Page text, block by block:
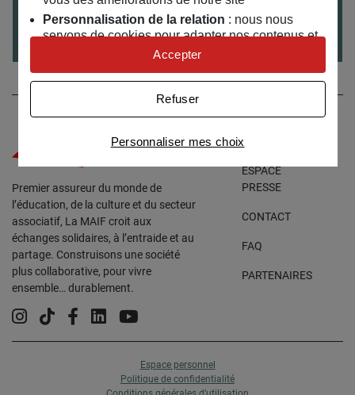
Planter des arbres est-il efficace pour préserver
les forêts ?
Premier assureur du monde de
l’éducation, de la culture et du secteur
associatif, La MAIF croit aux
échanges solidaires, à l’entraide et au
partage. Construisons une société
plus collaborative, pour vivre
ensemble… durablement.
ACCESSIBILITÉ
ESPACE
PRESSE
CONTACT
FAQ
PARTENAIRES
Instagram
TiktokFacebook
LinkedinYouTube
Espace personnel
Politique de confidentialité
Personnalisation de la relation : nous nous
servons de cookies pour adapter nos contenus et
personnaliser nos offres
Univers publicitaire: nous utilisons avec nos
publicités personnalisées
Personnaliser mes choix
Refuser
Accepter